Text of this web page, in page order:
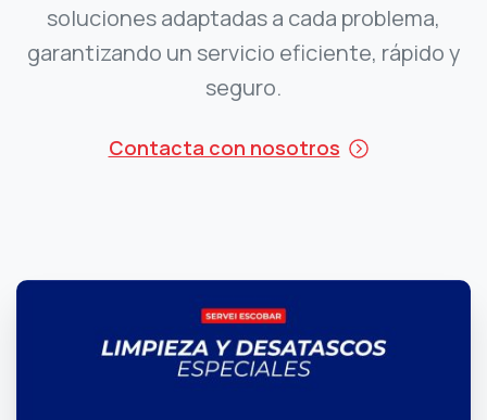
soluciones adaptadas a cada problema,
garantizando un servicio eficiente, rápido y
seguro.
Contacta con nosotros